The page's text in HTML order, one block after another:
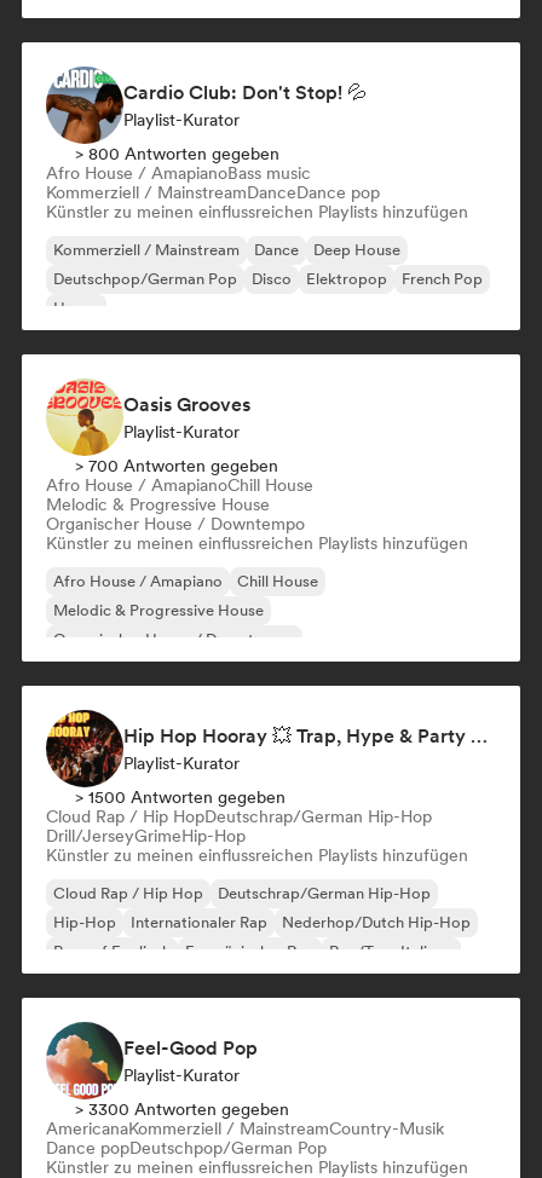
Cardio Club: Don't Stop! 💦
Playlist-Kurator
> 800 Antworten gegeben
Afro House / AmapianoBass music
Kommerziell / MainstreamDanceDance pop
Künstler zu meinen einflussreichen Playlists hinzufügen
Kommerziell / Mainstream Dance
Deep House
Deutschpop/German Pop
Disco Elektropop
French Pop
House
Oasis Grooves
Playlist-Kurator
> 700 Antworten gegeben
Afro House / AmapianoChill House
Melodic & Progressive House
Organischer House / Downtempo
Künstler zu meinen einflussreichen Playlists hinzufügen
Afro House / Amapiano
Chill House
Melodic & Progressive House
Organischer House / Downtempo
Hip Hop Hooray 💥 Trap, Hype & Party Rap Bangers
Playlist-Kurator
> 1500 Antworten gegeben
Cloud Rap / Hip HopDeutschrap/German Hip-Hop
Drill/JerseyGrimeHip-Hop
Künstler zu meinen einflussreichen Playlists hinzufügen
Cloud Rap / Hip Hop
Deutschrap/German Hip-Hop
Hip-Hop
Internationaler Rap
Nederhop/Dutch Hip-Hop
Rap auf Englisch
Französischer Rap Rap/Trap Italiano
Feel-Good Pop
Playlist-Kurator
> 3300 Antworten gegeben
AmericanaKommerziell / MainstreamCountry-Musik
Dance popDeutschpop/German Pop
Künstler zu meinen einflussreichen Playlists hinzufügen